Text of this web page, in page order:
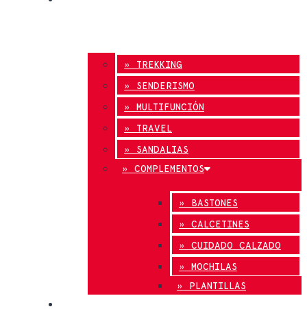
» TREKKING
» SENDERISMO
» MULTIFUNCIÓN
» TRAVEL
» SANDALIAS
» COMPLEMENTOS
» BASTONES
» CALCETINES
» CUIDADO CALZADO
» MOCHILAS
» PLANTILLAS